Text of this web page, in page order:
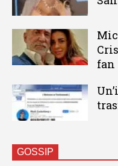
fan
GOSSIP